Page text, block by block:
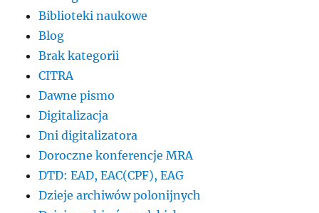
Biblioteki naukowe
Blog
Brak kategorii
CITRA
Dawne pismo
Digitalizacja
Dni digitalizatora
Doroczne konferencje MRA
DTD: EAD, EAC(CPF), EAG
Dzieje archiwów polonijnych